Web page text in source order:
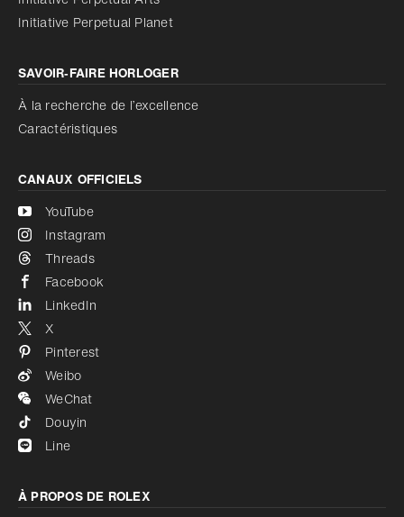
Initiative Perpetual Planet
SAVOIR‑FAIRE HORLOGER
À la recherche de l’excellence
Caractéristiques
CANAUX OFFICIELS
YouTube
Instagram
Threads
Facebook
LinkedIn
X
Pinterest
Weibo
WeChat
Douyin
Line
À PROPOS DE ROLEX